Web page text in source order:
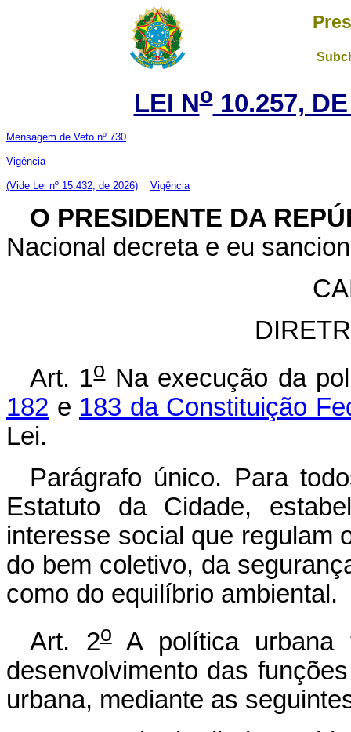
LEI No10.257,
Mensagem de Veto nº 730
Vigência
(Vide Lei nº 15.432, de 2026) Vigência
O PRESIDENTE DA
Nacional decreta e eu
Art. 1oNa execução da
182 e 183 da Constituição
Lei.
Parágrafo único. Para
Estatuto da Cidade,
interesse social que regulam
do bem coletivo, da
como do equilíbrio ambiental.
Art. 2oA política urbana
desenvolvimento das
urbana, mediante as